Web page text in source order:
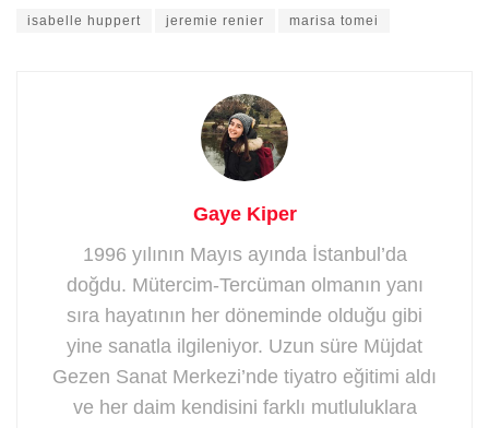
isabelle huppert jeremie renier marisa tomei
Gaye Kiper
1996 yılının Mayıs ayında İstanbul’da
doğdu. Mütercim-Tercüman olmanın yanı
sıra hayatının her döneminde olduğu gibi
yine sanatla ilgileniyor. Uzun süre Müjdat
Gezen Sanat Merkezi’nde tiyatro eğitimi aldı
ve her daim kendisini farklı mutluluklara